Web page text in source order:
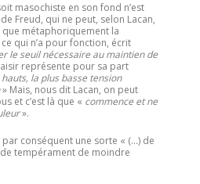
masochiste en son fond n’est
Freud, qui ne peut, selon Lacan,
que métaphoriquement la
qui n’a pour fonction, écrit
le seuil nécessaire au maintien de
représente pour sa part
la plus basse tension
» Mais, nous dit Lacan, on peut
et c’est là que « commence et ne
».
conséquent une sorte « (…) de
tempérament de moindre